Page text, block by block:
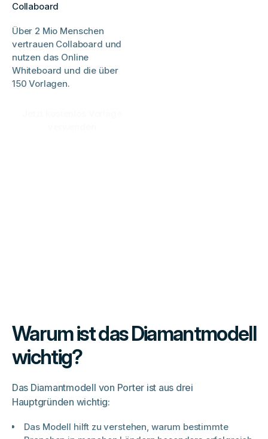
Collaboard
Über 2 Mio Menschen
vertrauen Collaboard und
nutzen das Online
Whiteboard und die über
150 Vorlagen.
Warum ist das Diamantmodell
wichtig?
Das Diamantmodell von Porter ist aus drei
Hauptgründen wichtig:
Das Modell hilft zu verstehen, warum bestimmte